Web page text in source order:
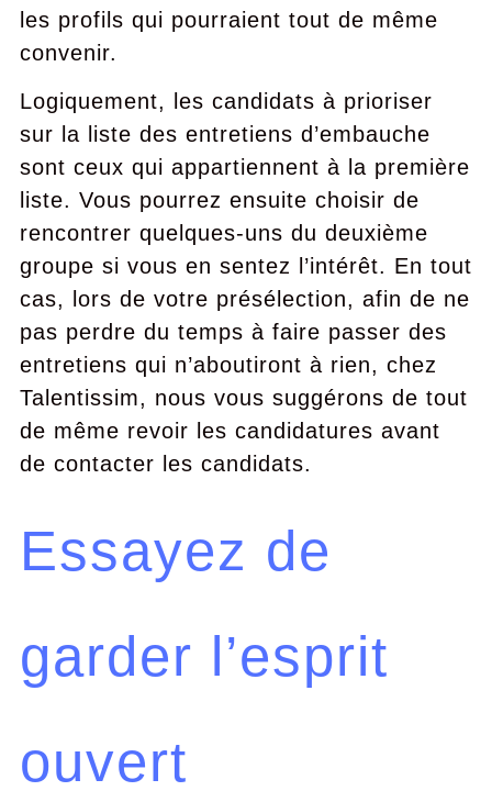
les profils qui pourraient tout de même
convenir.
Logiquement, les candidats à prioriser
sur la liste des entretiens d’embauche
sont ceux qui appartiennent à la première
liste. Vous pourrez ensuite choisir de
rencontrer quelques-uns du deuxième
groupe si vous en sentez l’intérêt. En tout
cas, lors de votre présélection, afin de ne
pas perdre du temps à faire passer des
entretiens qui n’aboutiront à rien, chez
Talentissim, nous vous suggérons de tout
de même revoir les candidatures avant
de contacter les candidats.
Essayez de
garder l’esprit
ouvert